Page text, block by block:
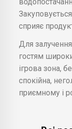
сприяє
Для
гостям
ігрова зона,
спокійна,
приємному і